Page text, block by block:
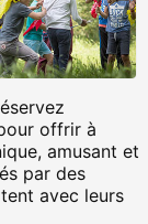
offrir à
amusant et
par des
avec leurs